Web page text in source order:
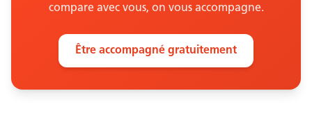
compare avec vous, on vous accompagne.
Être accompagné gratuitement